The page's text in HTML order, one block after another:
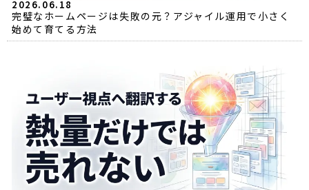
2026.06.18
完璧なホームページは失敗の元？アジャイル運用で小さく
始めて育てる方法